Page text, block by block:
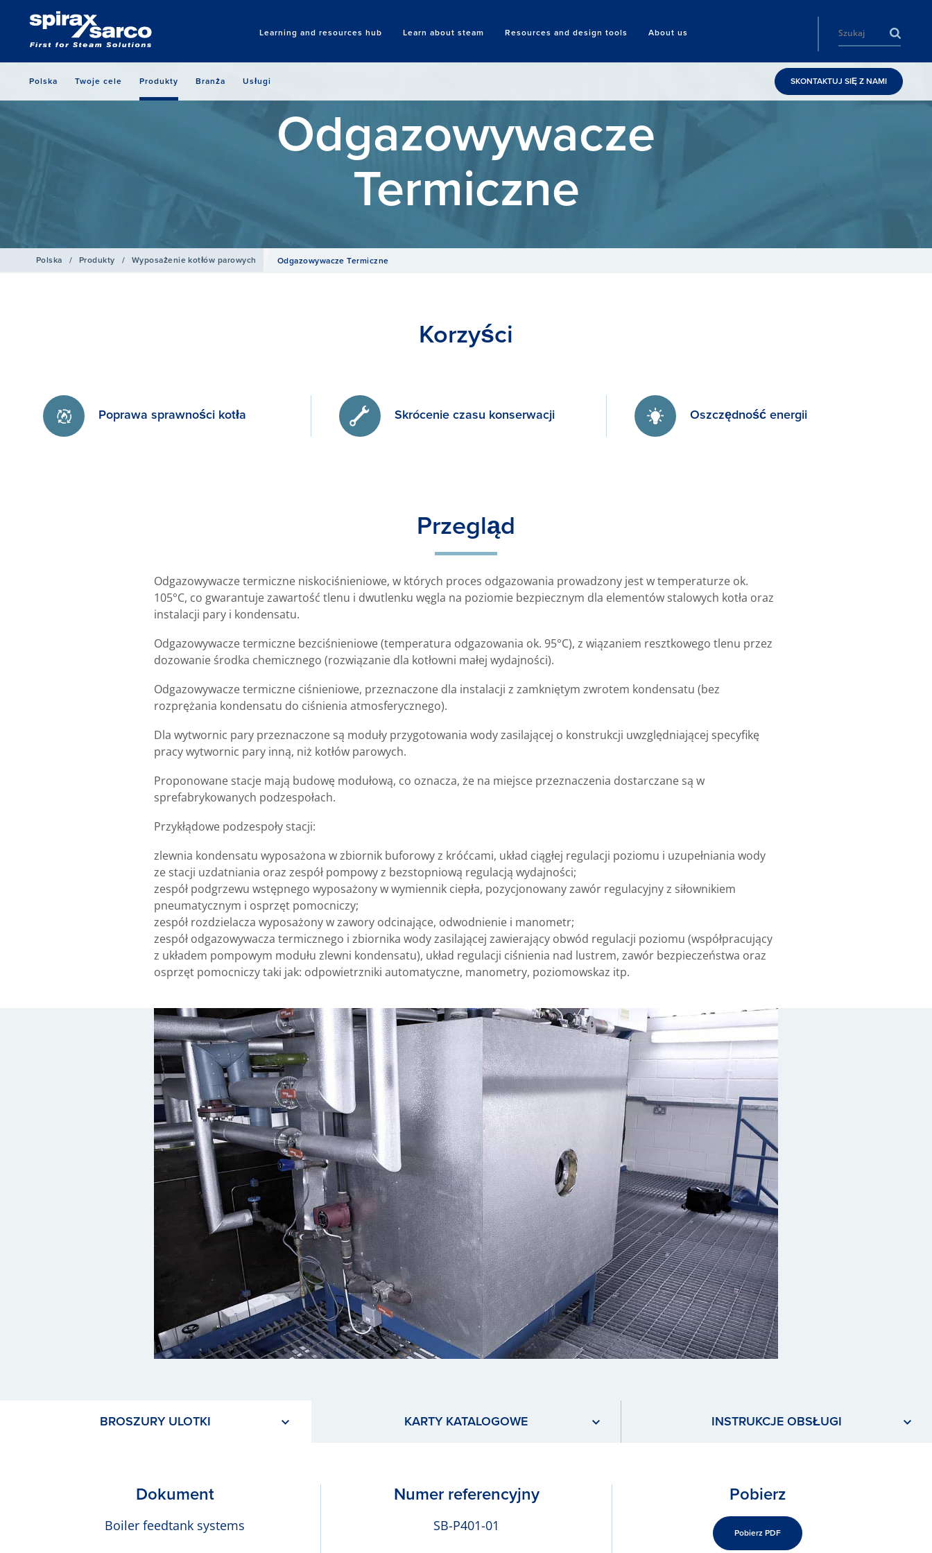
Learning and resources hub Learn about steam Resources and design tools About us
Search
Polska Twoje cele Produkty Branża Usługi SKONTAKTUJ SIĘ Z NAMI
Odgazowywacze
Termiczne
Polska / Produkty / Wyposażenie kotłów parowych Odgazowywacze Termiczne
Korzyści
Poprawa sprawności kotła Skrócenie czasu konserwacji Oszczędność energii
Przegląd
Odgazowywacze termiczne niskociśnieniowe, w których proces odgazowania prowadzony jest w temperaturze ok.
105°C, co gwarantuje zawartość tlenu i dwutlenku węgla na poziomie bezpiecznym dla elementów stalowych kotła oraz
instalacji pary i kondensatu.
Odgazowywacze termiczne bezciśnieniowe (temperatura odgazowania ok. 95°C), z wiązaniem resztkowego tlenu przez
dozowanie środka chemicznego (rozwiązanie dla kotłowni małej wydajności).
Odgazowywacze termiczne ciśnieniowe, przeznaczone dla instalacji z zamkniętym zwrotem kondensatu (bez
rozprężania kondensatu do ciśnienia atmosferycznego).
Dla wytwornic pary przeznaczone są moduły przygotowania wody zasilającej o konstrukcji uwzględniającej specyfikę
pracy wytwornic pary inną, niż kotłów parowych.
Proponowane stacje mają budowę modułową, co oznacza, że na miejsce przeznaczenia dostarczane są w
sprefabrykowanych podzespołach.
Przykłądowe podzespoły stacji:
zlewnia kondensatu wyposażona w zbiornik buforowy z króćcami, układ ciągłej regulacji poziomu i uzupełniania wody
ze stacji uzdatniania oraz zespół pompowy z bezstopniową regulacją wydajności;
zespół podgrzewu wstępnego wyposażony w wymiennik ciepła, pozycjonowany zawór regulacyjny z siłownikiem
pneumatycznym i osprzęt pomocniczy;
zespół rozdzielacza wyposażony w zawory odcinające, odwodnienie i manometr;
zespół odgazowywacza termicznego i zbiornika wody zasilającej zawierający obwód regulacji poziomu (współpracujący
z układem pompowym modułu zlewni kondensatu), układ regulacji ciśnienia nad lustrem, zawór bezpieczeństwa oraz
osprzęt pomocniczy taki jak: odpowietrzniki automatyczne, manometry, poziomowskaz itp.
BROSZURY ULOTKI KARTY KATALOGOWE INSTRUKCJE OBSŁUGI
Dokument
Boiler feedtank systems
Numer referencyjny
SB-P401-01
Pobierz
Pobierz PDF